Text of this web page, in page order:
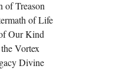
of Treason
of Life
Our Kind
Vortex
Divine